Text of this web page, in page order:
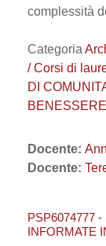
complessità
Categoria
/ Corsi di
DI
Docente:
Docente:
PSP6074777
INFORMATE